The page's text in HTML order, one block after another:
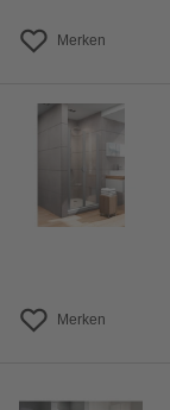
Merken
Merken